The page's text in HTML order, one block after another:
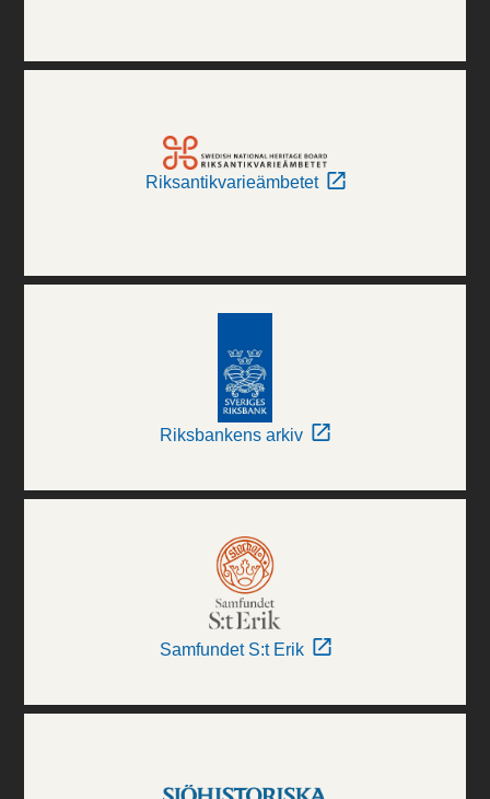
Riksantikvarieämbetet
Riksbankens arkiv
Samfundet S:t Erik